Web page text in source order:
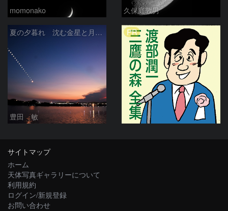
momonako 久保庭敦男
夏の夕暮れ 沈む金星と月 2026/7/20
豊田 敏
PR
サイトマップ
ホーム
天体写真ギャラリーについて
利用規約
ログイン/新規登録
お問い合わせ